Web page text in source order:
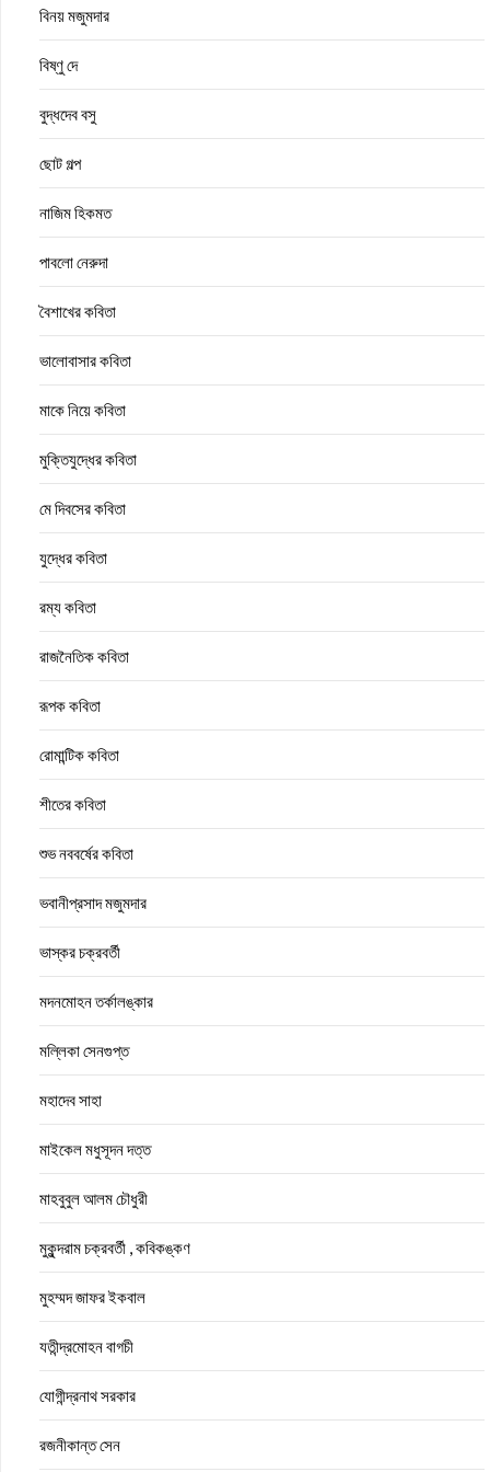
বিনয় মজুমদার
বিষ্ণু দে
বুদ্ধদেব বসু
ছোট গল্প
নাজিম হিকমত
পাবলো নেরুদা
বৈশাখের কবিতা
ভালোবাসার কবিতা
মাকে নিয়ে কবিতা
মুক্তিযুদ্ধের কবিতা
মে দিবসের কবিতা
যুদ্ধের কবিতা
রম্য কবিতা
রাজনৈতিক কবিতা
রূপক কবিতা
রোমান্টিক কবিতা
শীতের কবিতা
শুভ নববর্ষের কবিতা
ভবানীপ্রসাদ মজুমদার
ভাস্কর চক্রবর্তী
মদনমোহন তর্কালঙ্কার
মল্লিকা সেনগুপ্ত
মহাদেব সাহা
মাইকেল মধুসূদন দত্ত
মাহবুবুল আলম চৌধুরী
মুকুন্দরাম চক্রবর্তী , কবিকঙ্কণ
মুহম্মদ জাফর ইকবাল
যতীন্দ্রমোহন বাগচী
যোগীন্দ্রনাথ সরকার
রজনীকান্ত সেন